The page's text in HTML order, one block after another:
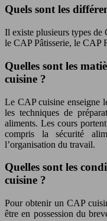
Quels sont les
Il existe plusieurs types
le CAP Pâtisserie, le CAP
Quelles sont les
cuisine ?
Le CAP cuisine enseigne
les techniques de
aliments. Les cours
compris la sécurité
l’organisation du travail.
Quelles sont les
cuisine ?
Pour obtenir un CAP
être en possession du